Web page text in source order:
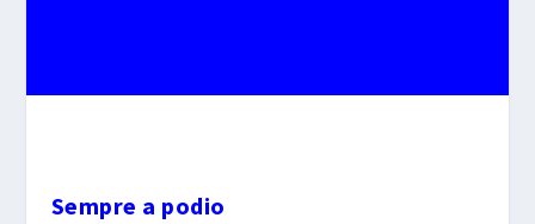
Sempre a podio